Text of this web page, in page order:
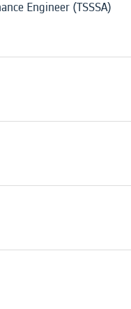
Engineer (TSSSA)